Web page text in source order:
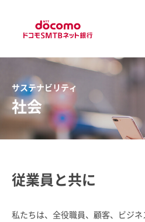
会社情報
事業内容
サステナビリティ
社会
従業員と共に
私たちは、全役職員、顧客、ビジ